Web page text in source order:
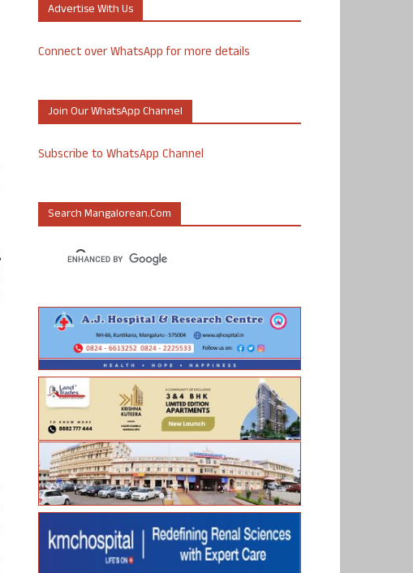
Advertise With Us
Connect over WhatsApp for more details
Join Our WhatsApp Channel
Subscribe to WhatsApp Channel
Search Mangalorean.com